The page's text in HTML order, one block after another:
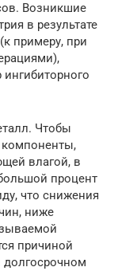
Возникшие
в результате
примеру, при
Чтобы
влагой, в
процент
что снижения
ниже
причиной
долгосрочном